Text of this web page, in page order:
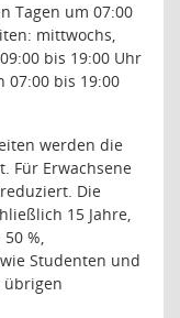
Tagen um 07:00
mittwochs,
bis 19:00 Uhr
07:00 bis 19:00
werden die
Für Erwachsene
Die
15 Jahre,
%,
Studenten und
übrigen